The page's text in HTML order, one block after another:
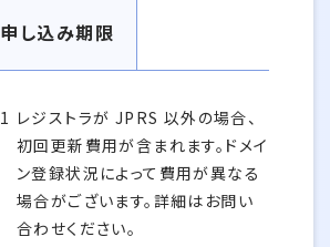
申し込み期限
レジストラが JPRS 以外の場合、
初回更新費用が含まれます。ドメイ
ン登録状況によって費用が異なる
場合がございます。詳細はお問い
合わせください。